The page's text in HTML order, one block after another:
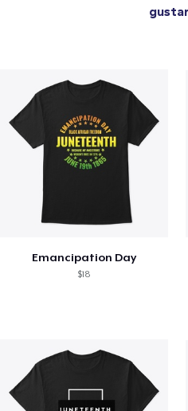
Emancipation Day
$18